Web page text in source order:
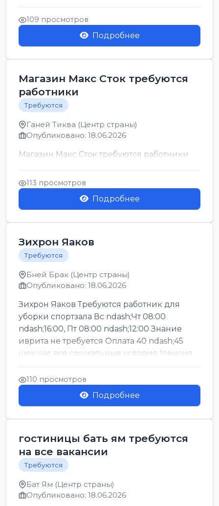
позицию возможна дом...
109 просмотров
Подробнее
Магазин Макс Сток требуются
работники
Требуются
Ганей Тиква (Центр страны)
Опубликовано: 18.06.2026
Магазин Макс Сток требуются работники
113 просмотров
Подробнее
Зихрон Яаков
Требуются
Бней Брак (Центр страны)
Опубликовано: 18.06.2026
Зихрон Яаков Требуются работник для
уборки спортзала Вс ndash;Чт 08:00
ndash;16:00, Пт 08:00 ndash;12:00 Знание
иврита не требуется Оплата 40 ndash;45
шек час все социальные условия (пенсия,
керен ишт...
110 просмотров
Подробнее
гостиницы бать ям требуются
на все вакансии
Требуются
Бат Ям (Центр страны)
Опубликовано: 18.06.2026